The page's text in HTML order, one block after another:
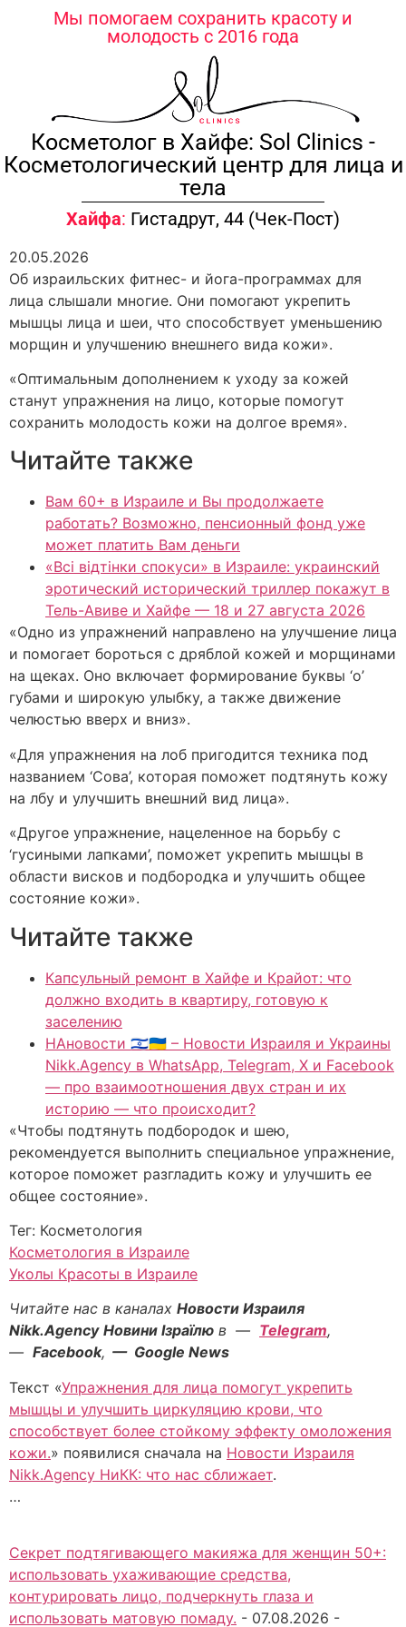
содержимомуМы помогаем сохранить красоту и
молодость с 2016 года
Косметолог в Хайфе: Sol Clinics -
Косметологический центр для лица и
тела
Хайфа: Гистадрут, 44 (Чек-Пост)
20.05.2026
Об израильских фитнес- и йога-программах для
лица слышали многие. Они помогают укрепить
мышцы лица и шеи, что способствует уменьшению
морщин и улучшению внешнего вида кожи».
«Оптимальным дополнением к уходу за кожей
станут упражнения на лицо, которые помогут
сохранить молодость кожи на долгое время».
Читайте также
Вам 60+ в Израиле и Вы продолжаете
работать? Возможно, пенсионный фонд уже
может платить Вам деньги
«Всі відтінки спокуси» в Израиле: украинский
эротический исторический триллер покажут в
Тель-Авиве и Хайфе — 18 и 27 августа 2026
«Одно из упражнений направлено на улучшение лица
и помогает бороться с дряблой кожей и морщинами
на щеках. Оно включает формирование буквы ‘о’
губами и широкую улыбку, а также движение
челюстью вверх и вниз».
«Для упражнения на лоб пригодится техника под
названием ‘Сова’, которая поможет подтянуть кожу
на лбу и улучшить внешний вид лица».
«Другое упражнение, нацеленное на борьбу с
‘гусиными лапками’, поможет укрепить мышцы в
области висков и подбородка и улучшить общее
состояние кожи».
Читайте также
Капсульный ремонт в Хайфе и Крайот: что
должно входить в квартиру, готовую к
заселению
НАновости 🇮🇱🇺🇦 – Новости Израиля и Украины
Nikk.Agency в WhatsApp, Telegram, X и Facebook
— про взаимоотношения двух стран и их
историю — что происходит?
«Чтобы подтянуть подбородок и шею,
рекомендуется выполнить специальное упражнение,
которое поможет разгладить кожу и улучшить ее
общее состояние».
Тег: Косметология
Косметология в Израиле
Уколы Красоты в Израиле
Читайте нас в каналах Новости Израиля
Nikk.Agency Новини Ізраїлю в — Telegram,
— Facebook, — Google News
Текст «Упражнения для лица помогут укрепить
мышцы и улучшить циркуляцию крови, что
способствует более стойкому эффекту омоложения
кожи.» появилися сначала на Новости Израиля
Nikk.Agency НиКК: что нас сближает.
…
Секрет подтягивающего макияжа для женщин 50+:
использовать ухаживающие средства,
контурировать лицо, подчеркнуть глаза и
использовать матовую помаду. - 07.08.2026 -